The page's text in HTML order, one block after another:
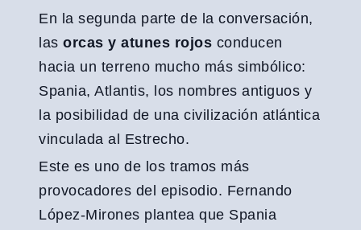
En la segunda parte de la conversación,
las orcas y atunes rojos conducen
hacia un terreno mucho más simbólico:
Spania, Atlantis, los nombres antiguos y
la posibilidad de una civilización atlántica
vinculada al Estrecho.
Este es uno de los tramos más
provocadores del episodio. Fernando
López-Mirones plantea que Spania